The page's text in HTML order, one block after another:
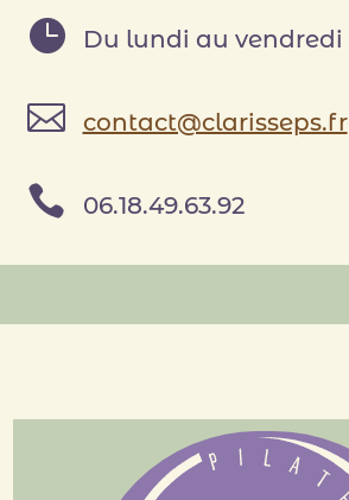
 Du lundi au vendredi
 contact@clarisseps.fr
 06.18.49.63.92